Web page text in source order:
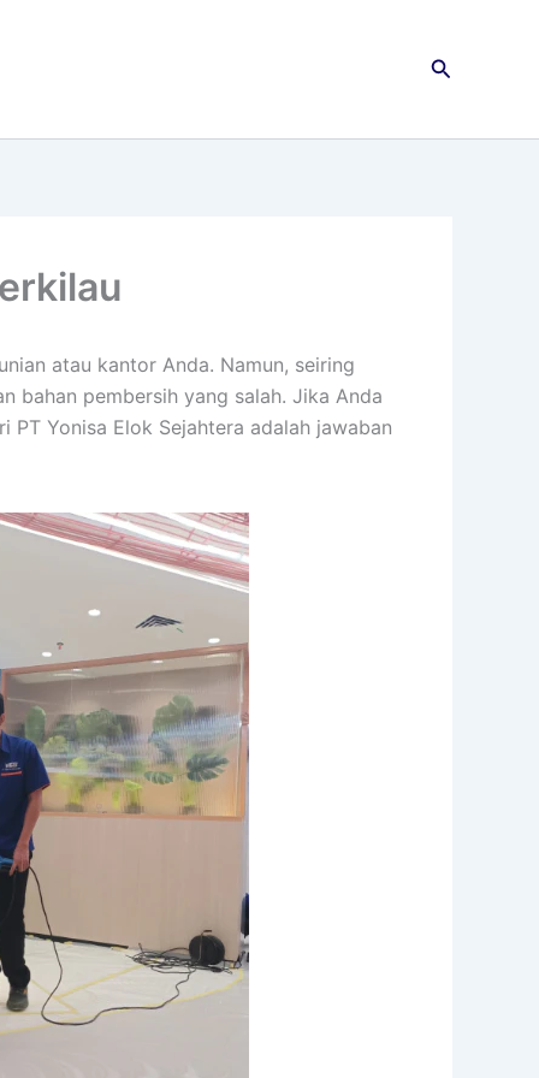
Cari
atau kantor Anda. Namun, seiring
bahan pembersih yang salah. Jika Anda
Yonisa Elok Sejahtera adalah jawaban